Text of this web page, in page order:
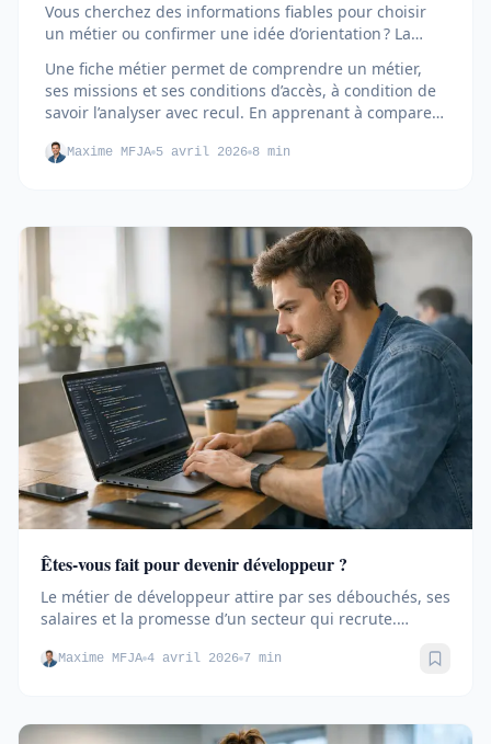
Vous cherchez des informations fiables pour choisir
un métier ou confirmer une idée d’orientation ? La
Une fiche métier permet de comprendre un métier,
ses missions et ses conditions d’accès, à condition de
savoir l’analyser avec recul. En apprenant à comparer
transformez cet outil en véritable allié pour votre
Maxime MFJA 5 avril 2026 8 min
Êtes-vous fait pour devenir développeur ?
Le métier de développeur attire par ses débouchés, ses
salaires et la promesse d’un secteur qui recrute.
Maxime MFJA 4 avril 2026 7 min